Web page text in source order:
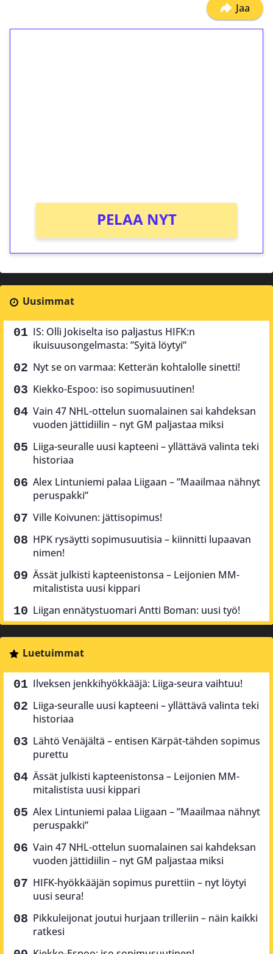
Jaa
PELAA NYT
Uusimmat
IS: Olli Jokiselta iso paljastus HIFK:n
ikuisuusongelmasta: ”Syitä löytyi”
Nyt se on varmaa: Ketterän kohtalolle sinetti!
Kiekko-Espoo: iso sopimusuutinen!
Vain 47 NHL-ottelun suomalainen sai kahdeksan
vuoden jättidiilin – nyt GM paljastaa miksi
Liiga-seuralle uusi kapteeni – yllättävä valinta teki
historiaa
Alex Lintuniemi palaa Liigaan – ”Maailmaa nähnyt
peruspakki”
Ville Koivunen: jättisopimus!
HPK rysäytti sopimusuutisia – kiinnitti lupaavan
nimen!
Ässät julkisti kapteenistonsa – Leijonien MM-
mitalistista uusi kippari
Liigan ennätystuomari Antti Boman: uusi työ!
Luetuimmat
Ilveksen jenkkihyökkääjä: Liiga-seura vaihtuu!
Liiga-seuralle uusi kapteeni – yllättävä valinta teki
historiaa
Lähtö Venäjältä – entisen Kärpät-tähden sopimus
purettu
Ässät julkisti kapteenistonsa – Leijonien MM-
mitalistista uusi kippari
Alex Lintuniemi palaa Liigaan – ”Maailmaa nähnyt
peruspakki”
Vain 47 NHL-ottelun suomalainen sai kahdeksan
vuoden jättidiilin – nyt GM paljastaa miksi
HIFK-hyökkääjän sopimus purettiin – nyt löytyi
uusi seura!
Pikkuleijonat joutui hurjaan trilleriin – näin kaikki
ratkesi